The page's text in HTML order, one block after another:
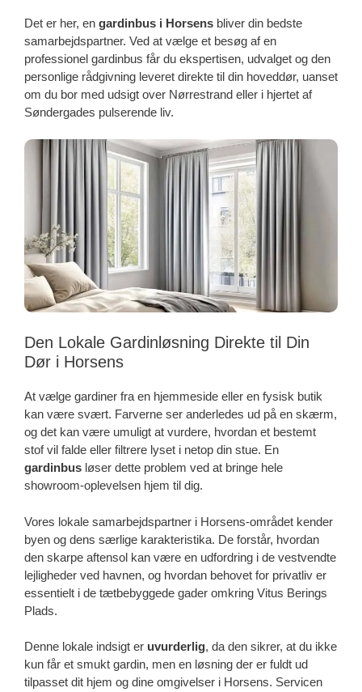
Det er her, en gardinbus i Horsens bliver din bedste
samarbejdspartner. Ved at vælge et besøg af en
professionel gardinbus får du ekspertisen, udvalget og den
personlige rådgivning leveret direkte til din hoveddør, uanset
om du bor med udsigt over Nørrestrand eller i hjertet af
Søndergades pulserende liv.
Den Lokale Gardinløsning Direkte til Din
Dør i Horsens
At vælge gardiner fra en hjemmeside eller en fysisk butik
kan være svært. Farverne ser anderledes ud på en skærm,
og det kan være umuligt at vurdere, hvordan et bestemt
stof vil falde eller filtrere lyset i netop din stue. En
gardinbus løser dette problem ved at bringe hele
showroom-oplevelsen hjem til dig.
Vores lokale samarbejdspartner i Horsens-området kender
byen og dens særlige karakteristika. De forstår, hvordan
den skarpe aftensol kan være en udfordring i de vestvendte
lejligheder ved havnen, og hvordan behovet for privatliv er
essentielt i de tætbebyggede gader omkring Vitus Berings
Plads.
Denne lokale indsigt er uvurderlig, da den sikrer, at du ikke
kun får et smukt gardin, men en løsning der er fuldt ud
tilpasset dit hjem og dine omgivelser i Horsens. Servicen